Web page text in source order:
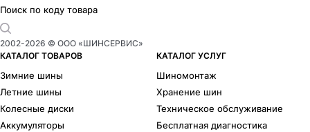
Поиск по коду товара
2002-2026 © ООО «ШИНСЕРВИС»
КАТАЛОГ ТОВАРОВ
Зимние шины
Летние шины
Колесные диски
Аккумуляторы
КАТАЛОГ УСЛУГ
Шиномонтаж
Хранение шин
Техническое обслуживание
Бесплатная диагностика